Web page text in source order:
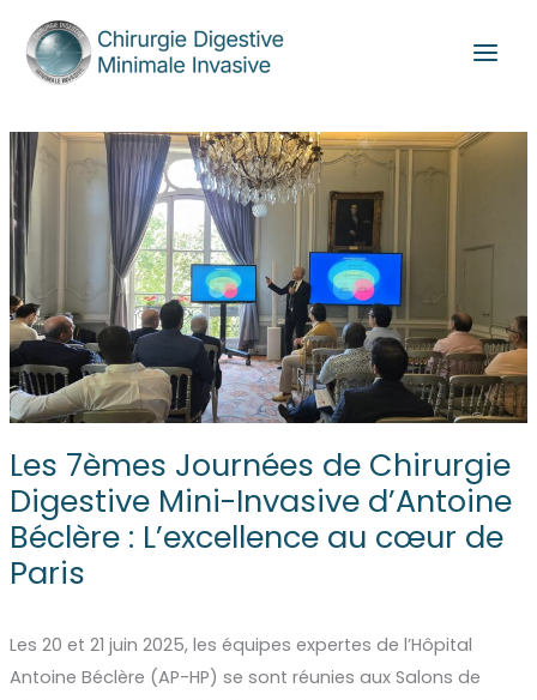
contenu
Les 7èmes Journées de Chirurgie
Digestive Mini-Invasive d’Antoine
Béclère : L’excellence au cœur de
Paris
Les 20 et 21 juin 2025, les équipes expertes de l’Hôpital
Antoine Béclère (AP-HP) se sont réunies aux Salons de